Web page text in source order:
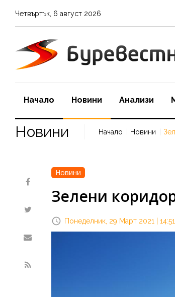
Четвъртък 6 август 2026
Начало Новини Aнализи
Новини Начало Новини
Новини
Зелени
Понеделник, 29 Март 2021 |